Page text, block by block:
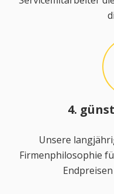
4.
Unsere
Firmenphilosophie